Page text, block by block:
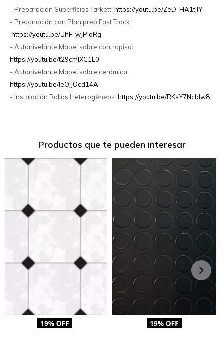
- Preparación Superficies Tarkett: https://youtu.be/ZeD-HA1tjlY
- Preparación con Planiprep Fast Track:
https://youtu.be/UhF_wJPIoRg
- Autonivelante Mapei sobre contrapiso:
https://youtu.be/t29cmlXC1L0
- Autonivelante Mapei sobre cerámica:
https://youtu.be/IeOjJOcd14A
- Instalación Rollos Heterogéneos: https://youtu.be/RKsY7Ncblw8
Productos que te pueden interesar